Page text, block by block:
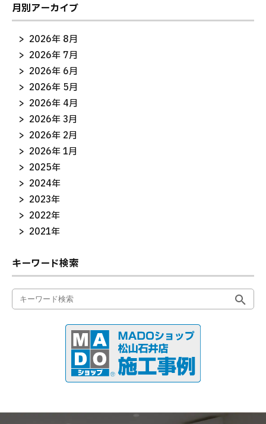
月別アーカイブ
2026年 8月
2026年 7月
2026年 6月
2026年 5月
2026年 4月
2026年 3月
2026年 2月
2026年 1月
2025年
2024年
2023年
2022年
2021年
キーワード検索